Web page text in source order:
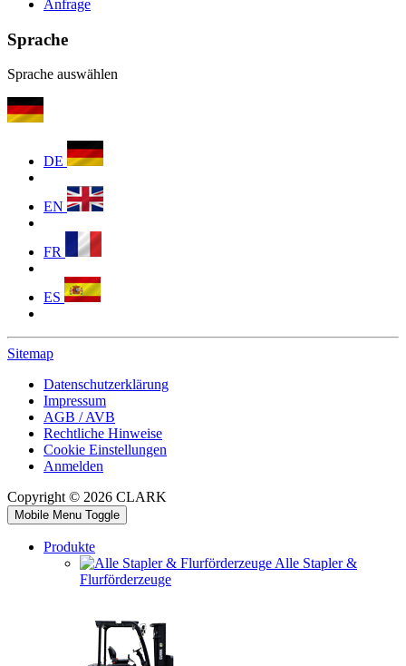
Anfrage
Sprache
Sprache auswählen
DE
EN
FR
ES
Sitemap
Datenschutzerklärung
Impressum
AGB / AVB
Rechtliche Hinweise
Cookie Einstellungen
Anmelden
Copyright © 2026 CLARK
Mobile Menu Toggle
Produkte
Alle Stapler &
Flurförderzeuge